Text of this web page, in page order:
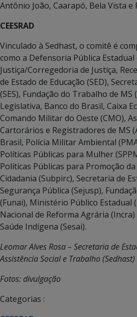
Antônio João, Caarapó, Bela Vista e
CEESRAD
Vinculado à Sedhast, o comitê é
como a Defensoria Pública Estadual
Justiça/Corregedoria de Justiça,
de Estado de Educação (SED),
(SES), Fundação do Trabalho de
Legislativa, Banco do Brasil, Caixa
Comando Militar do Oeste (CMO),
Cartorários e Registradores de MS
Brasil, Polícia Militar Ambiental
Políticas Públicas para Mulher
Políticas Públicas para Promoção
Cidadania (Subpirc), Secretaria de
Segurança Pública (Sejusp),
(Funai), Ministério Público Estadual
Nacional de Reforma Agrária (Incra)
Saúde Indígena (Sesai).
Leomar Alves Rosa – Secretaria de
Assistência Social e Trabalho (Sedhast)
Fotos: divulgação
Categorias :